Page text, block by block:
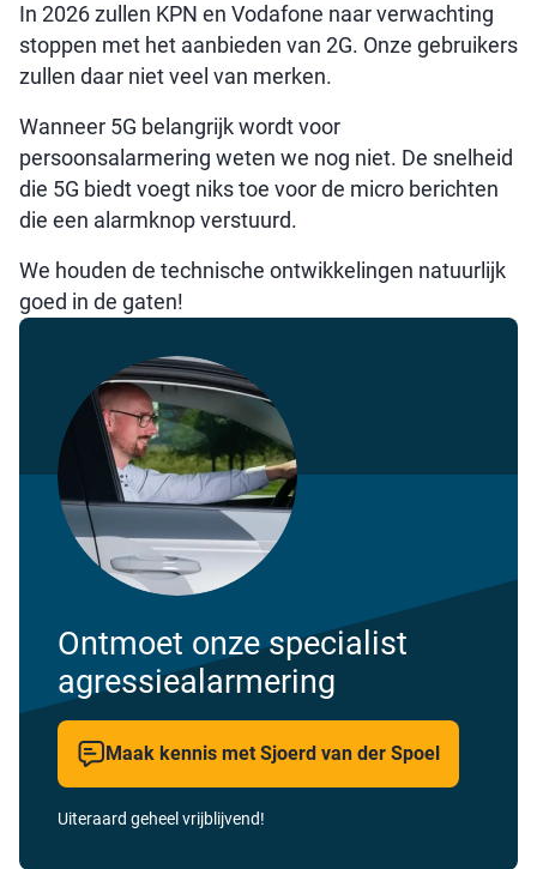
In 2026 zullen KPN en Vodafone naar verwachting
stoppen met het aanbieden van 2G. Onze gebruikers
zullen daar niet veel van merken.
Wanneer 5G belangrijk wordt voor
persoonsalarmering weten we nog niet. De snelheid
die 5G biedt voegt niks toe voor de micro berichten
die een alarmknop verstuurd.
We houden de technische ontwikkelingen natuurlijk
goed in de gaten!
Ontmoet onze specialist
agressiealarmering
Maak kennis met Sjoerd van der Spoel
Uiteraard geheel vrijblijvend!